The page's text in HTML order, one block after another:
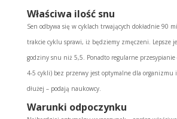
Właściwa ilość snu
Sen odbywa się w cyklach trwających dokładnie 90
trakcie cyklu sprawi, iż będziemy zmęczeni. Lepsze
godziny snu niż 5,5. Ponadto regularne
4-5 cykli) bez przerwy jest optymalne dla organizmu i
dłużej – podają naukowcy.
Warunki odpoczynku